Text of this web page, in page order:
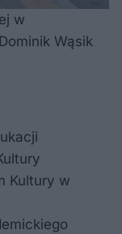
w
Wąsik
Kultury w